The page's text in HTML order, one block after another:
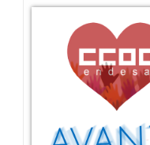
B2B,
fusión
Grandes
Clientes
y
Canal
Empresas